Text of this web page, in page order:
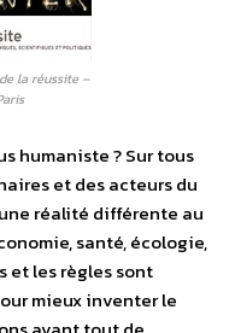
la réussite –
humaniste ? Sur tous
et des acteurs du
réalité différente au
santé, écologie,
et les règles sont
mieux inventer le